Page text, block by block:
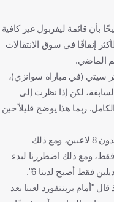
بأن قائمة ليفربول غير كافية
إنفاقًا في سوق الانتقالات
الماضي.
سيتي (في مباراة سوانزي)،
لكن إذا نظرت إلى
ربما هذا يوضح قليلاً حين
وأضاف "عندما واجهنا تشيلسي قلت إنهم يفتقدون 8 لاعبين، ومع ذلك
الدفع بإستيفاو. أما نحن، فنفتقد 4 فقط، ومع ذلك اضطررنا لبدء
"أمام برينتفورد لعبنا بعد